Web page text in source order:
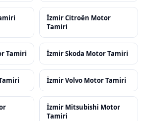
İzmir Citroën Motor
Tamiri
Tamiri İzmir Skoda Motor Tamiri
İzmir Volvo Motor Tamiri
İzmir Mitsubishi Motor
Tamiri